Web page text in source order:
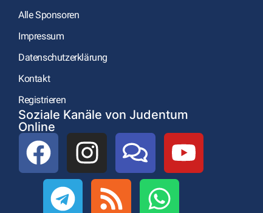
Alle Sponsoren
Impressum
Datenschutzerklärung
Kontakt
Registrieren
Soziale Kanäle von Judentum
Online